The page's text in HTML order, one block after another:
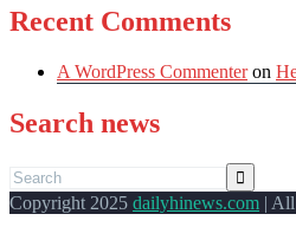
Recent Comments
A WordPress Commenteron
Search news
Copyright 2025 dailyhinews.com |